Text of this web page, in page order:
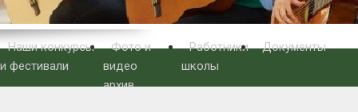
Наши конкурсы
и фестивали
Фото и
видео
архив
Работники
школы
Документы